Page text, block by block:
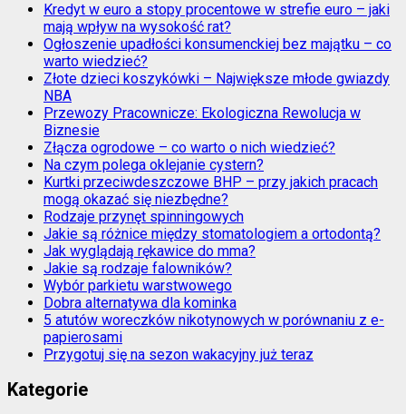
Kredyt w euro a stopy procentowe w strefie euro – jaki
mają wpływ na wysokość rat?
Ogłoszenie upadłości konsumenckiej bez majątku – co
warto wiedzieć?
Złote dzieci koszykówki – Największe młode gwiazdy
NBA
Przewozy Pracownicze: Ekologiczna Rewolucja w
Biznesie
Złącza ogrodowe – co warto o nich wiedzieć?
Na czym polega oklejanie cystern?
Kurtki przeciwdeszczowe BHP – przy jakich pracach
mogą okazać się niezbędne?
Rodzaje przynęt spinningowych
Jakie są różnice między stomatologiem a ortodontą?
Jak wyglądają rękawice do mma?
Jakie są rodzaje falowników?
Wybór parkietu warstwowego
Dobra alternatywa dla kominka
5 atutów woreczków nikotynowych w porównaniu z e-
papierosami
Przygotuj się na sezon wakacyjny już teraz
Kategorie